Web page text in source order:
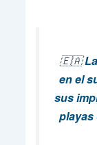
🇪🇦
en el
sus
playas